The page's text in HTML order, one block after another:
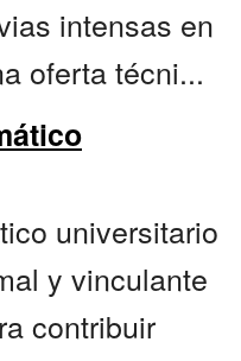
intensas en
oferta técni...
universitario
y vinculante
contribuir